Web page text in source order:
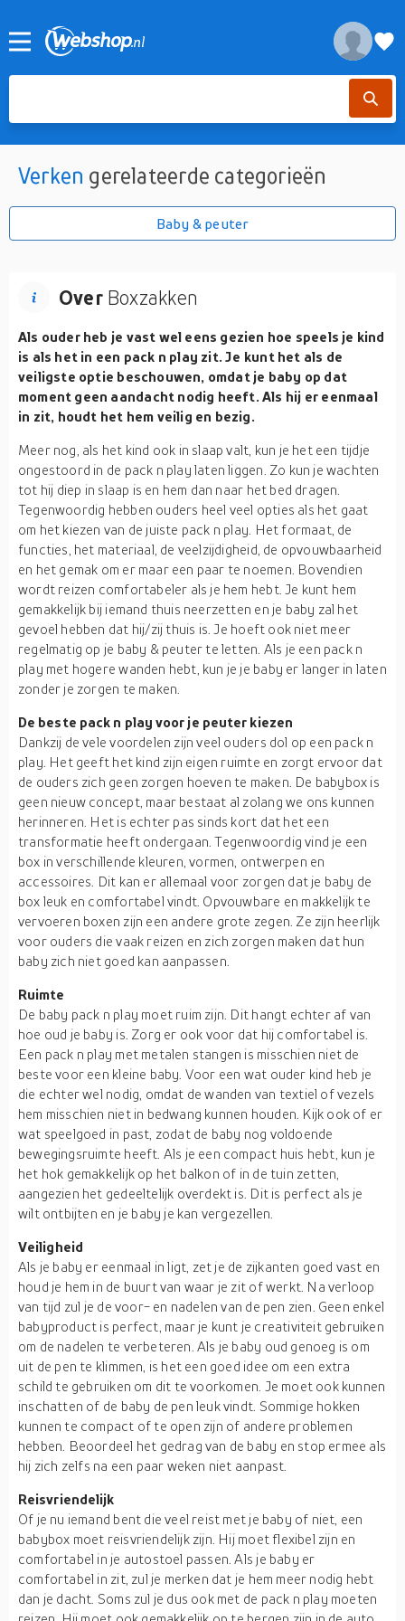
Verken gerelateerde categorieën
Baby & peuter
OverBoxzakken
Als ouder heb je vast wel eens gezien hoe speels je kind
is als het in een pack n play zit. Je kunt het als de
veiligste optie beschouwen, omdat je baby op dat
moment geen aandacht nodig heeft. Als hij er eenmaal
in zit, houdt het hem veilig en bezig.
Meer nog, als het kind ook in slaap valt, kun je het een tijdje
ongestoord in de pack n play laten liggen. Zo kun je wachten
tot hij diep in slaap is en hem dan naar het bed dragen.
Tegenwoordig hebben ouders heel veel opties als het gaat
om het kiezen van de juiste pack n play. Het formaat, de
functies, het materiaal, de veelzijdigheid, de opvouwbaarheid
en het gemak om er maar een paar te noemen. Bovendien
wordt reizen comfortabeler als je hem hebt. Je kunt hem
gemakkelijk bij iemand thuis neerzetten en je baby zal het
gevoel hebben dat hij/zij thuis is. Je hoeft ook niet meer
regelmatig op je baby & peuter te letten. Als je een pack n
play met hogere wanden hebt, kun je je baby er langer in laten
zonder je zorgen te maken.
De beste pack n play voor je peuter kiezen
Dankzij de vele voordelen zijn veel ouders dol op een pack n
play. Het geeft het kind zijn eigen ruimte en zorgt ervoor dat
de ouders zich geen zorgen hoeven te maken. De babybox is
geen nieuw concept, maar bestaat al zolang we ons kunnen
herinneren. Het is echter pas sinds kort dat het een
transformatie heeft ondergaan. Tegenwoordig vind je een
box in verschillende kleuren, vormen, ontwerpen en
accessoires. Dit kan er allemaal voor zorgen dat je baby de
box leuk en comfortabel vindt. Opvouwbare en makkelijk te
vervoeren boxen zijn een andere grote zegen. Ze zijn heerlijk
voor ouders die vaak reizen en zich zorgen maken dat hun
baby zich niet goed kan aanpassen.
Ruimte
De baby pack n play moet ruim zijn. Dit hangt echter af van
hoe oud je baby is. Zorg er ook voor dat hij comfortabel is.
Een pack n play met metalen stangen is misschien niet de
beste voor een kleine baby. Voor een wat ouder kind heb je
die echter wel nodig, omdat de wanden van textiel of vezels
hem misschien niet in bedwang kunnen houden. Kijk ook of er
wat speelgoed in past, zodat de baby nog voldoende
bewegingsruimte heeft. Als je een compact huis hebt, kun je
het hok gemakkelijk op het balkon of in de tuin zetten,
aangezien het gedeeltelijk overdekt is. Dit is perfect als je
wilt ontbijten en je baby je kan vergezellen.
Veiligheid
Als je baby er eenmaal in ligt, zet je de zijkanten goed vast en
houd je hem in de buurt van waar je zit of werkt. Na verloop
van tijd zul je de voor- en nadelen van de pen zien. Geen enkel
babyproduct is perfect, maar je kunt je creativiteit gebruiken
om de nadelen te verbeteren. Als je baby oud genoeg is om
uit de pen te klimmen, is het een goed idee om een extra
schild te gebruiken om dit te voorkomen. Je moet ook kunnen
inschatten of de baby de pen leuk vindt. Sommige hokken
kunnen te compact of te open zijn of andere problemen
hebben. Beoordeel het gedrag van de baby en stop ermee als
hij zich zelfs na een paar weken niet aanpast.
Reisvriendelijk
Of je nu iemand bent die veel reist met je baby of niet, een
babybox moet reisvriendelijk zijn. Hij moet flexibel zijn en
comfortabel in je autostoel passen. Als je baby er
comfortabel in zit, zul je merken dat je hem meer nodig hebt
dan je dacht. Soms zul je dus ook met de pack n play moeten